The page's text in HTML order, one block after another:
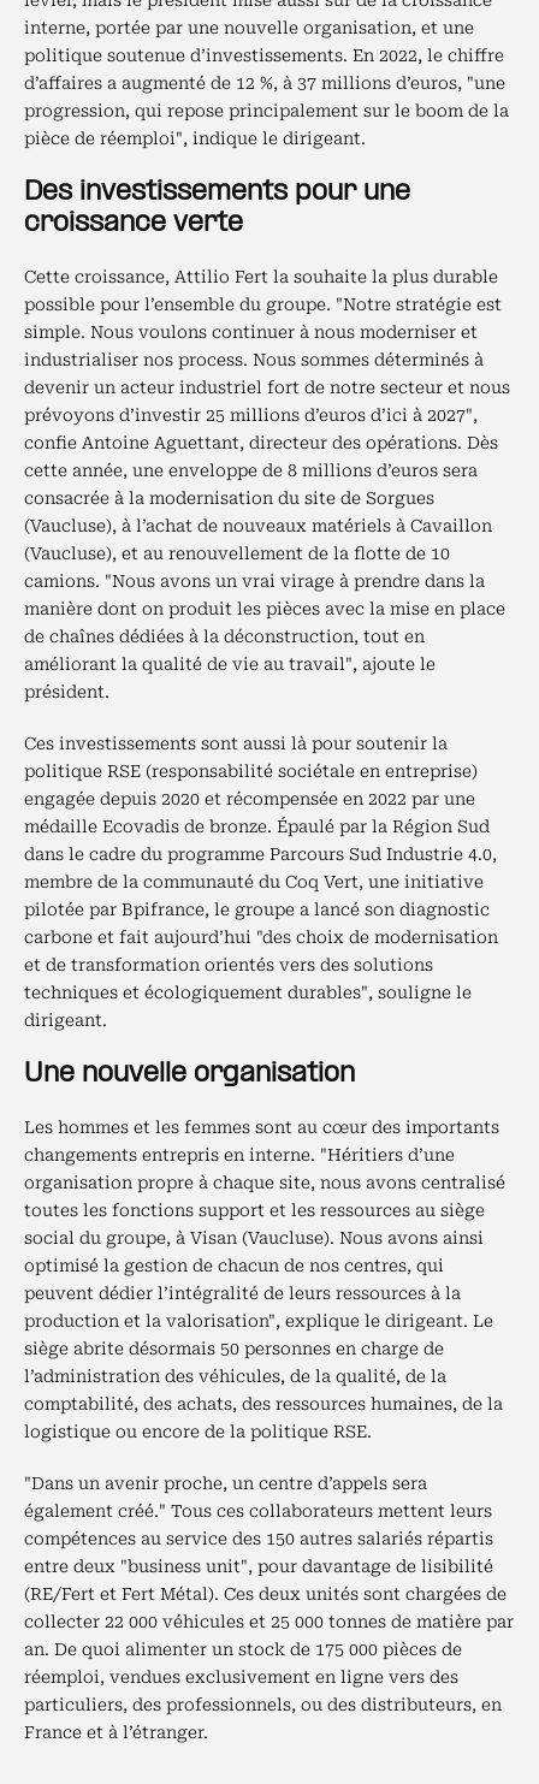
interne, portée par une nouvelle organisation, et une
politique soutenue d’investissements. En 2022, le chiffre
d’affaires a augmenté de 12 %, à 37 millions d’euros, "une
progression, qui repose principalement sur le boom de la
pièce de réemploi", indique le dirigeant.
Des investissements pour une
croissance verte
Cette croissance, Attilio Fert la souhaite la plus durable
possible pour l’ensemble du groupe. "Notre stratégie est
simple. Nous voulons continuer à nous moderniser et
industrialiser nos process. Nous sommes déterminés à
devenir un acteur industriel fort de notre secteur et nous
prévoyons d’investir 25 millions d’euros d’ici à 2027",
confie Antoine Aguettant, directeur des opérations. Dès
cette année, une enveloppe de 8 millions d’euros sera
consacrée à la modernisation du site de Sorgues
(Vaucluse), à l’achat de nouveaux matériels à Cavaillon
(Vaucluse), et au renouvellement de la flotte de 10
camions. "Nous avons un vrai virage à prendre dans la
manière dont on produit les pièces avec la mise en place
de chaînes dédiées à la déconstruction, tout en
améliorant la qualité de vie au travail", ajoute le
président.
Ces investissements sont aussi là pour soutenir la
politique RSE (responsabilité sociétale en entreprise)
engagée depuis 2020 et récompensée en 2022 par une
médaille Ecovadis de bronze. Épaulé par la Région Sud
dans le cadre du programme Parcours Sud Industrie 4.0,
membre de la communauté du Coq Vert, une initiative
pilotée par Bpifrance, le groupe a lancé son diagnostic
carbone et fait aujourd’hui "des choix de modernisation
et de transformation orientés vers des solutions
techniques et écologiquement durables", souligne le
dirigeant.
Une nouvelle organisation
Les hommes et les femmes sont au cœur des importants
changements entrepris en interne. "Héritiers d’une
organisation propre à chaque site, nous avons centralisé
toutes les fonctions support et les ressources au siège
social du groupe, à Visan (Vaucluse). Nous avons ainsi
optimisé la gestion de chacun de nos centres, qui
peuvent dédier l’intégralité de leurs ressources à la
production et la valorisation", explique le dirigeant. Le
siège abrite désormais 50 personnes en charge de
l’administration des véhicules, de la qualité, de la
comptabilité, des achats, des ressources humaines, de la
logistique ou encore de la politique RSE.
"Dans un avenir proche, un centre d’appels sera
également créé." Tous ces collaborateurs mettent leurs
compétences au service des 150 autres salariés répartis
entre deux "business unit", pour davantage de lisibilité
(RE/Fert et Fert Métal). Ces deux unités sont chargées de
collecter 22 000 véhicules et 25 000 tonnes de matière par
an. De quoi alimenter un stock de 175 000 pièces de
réemploi, vendues exclusivement en ligne vers des
particuliers, des professionnels, ou des distributeurs, en
France et à l’étranger.